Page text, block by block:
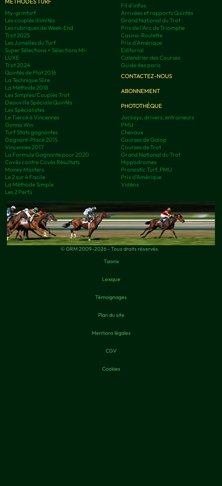
My-grmturf
Les couplés illimités
Les rubriques de Week-End
Trot 2025
Les Jumelles du Turf
Super Sélections + Sélections MI-
LUXE
Trot 2024
Quintés de Plat 2016
La Technique Sûre
La Méthode 2018
Les Simples/Couplés Trot
Deauville Spéciale Quintés
Les Spécialistes
Le Tiercé à Vincennes
Gonna Win
Turf Stats gagnantes
Gagnant-Placé 2015
Vincennes 2017
La Formule Gagnante pour 2020
Covès contre Covès Résultats
Money Masters
Le 2 sur 4 Facile
La Méthode Simple
Les 2 Perfs
Fil d'infos
Arrivées et rapports Quintés
Grand National du Trot
Prix de l'Arc de Triomphe
Casino-Roulette
Prix d'Amérique
Editorial
Calendrier des Courses
Guide des paris
CONTACTEZ-NOUS
ABONNEMENT
PHOTOTHÈQUE
Jockeys, drivers, entraineurs
PMU
Chevaux
Courses de Galop
Courses de Trot
Grand National du Trot
Hippodromes
Pronostic Turf, PMU
Prix d’Amérique
Vidéos
© GRM 2009-2026 - Tous droits réservés
Taonix
Lexique
Témoignages
Plan du site
Mentions légales
CGV
Cookies